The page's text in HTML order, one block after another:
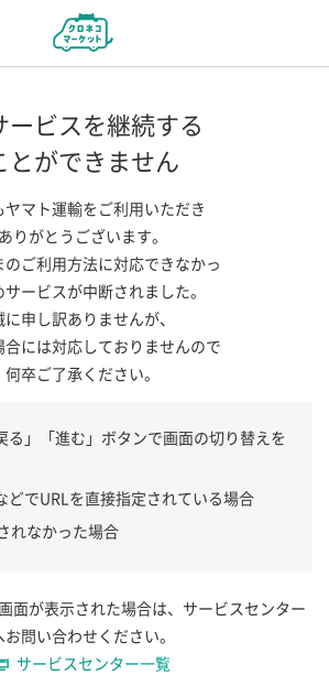
ービスを継続する
とができません
ヤマト運輸をご利用いただき
ありがとうございます。
のご利用方法に対応できなかっ
サービスが中断されました。
に申し訳ありませんが、
合には対応しておりませんので
何卒ご了承ください。
る」「進む」ボタンで画面の切り替えを
どでURLを直接指定されている場合
れなかった場合
面が表示された場合は、サービスセンター
お問い合わせください。
サービスセンター一覧